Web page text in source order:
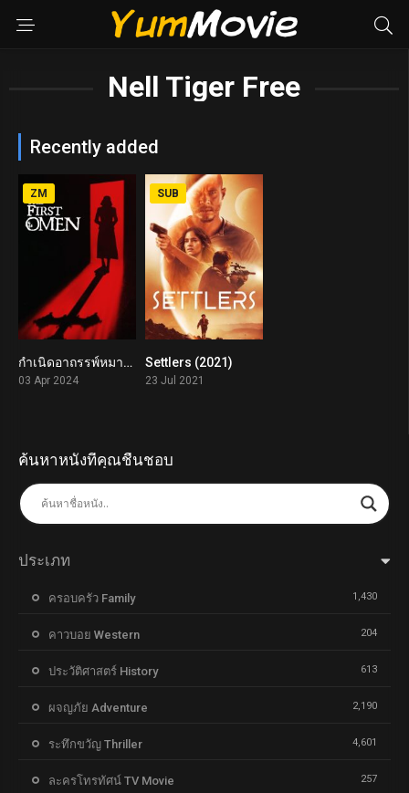
Nell Tiger Free
Recently added
6.8
ZM
กำเนิดอาถรรพ์หมายเลข 6 The First Omen (2024)
03 Apr 2024
SUB
Settlers (2021)
23 Jul 2021
ค้นหาหนังที่คุณชื่นชอบ
ประเภท
ครอบครัว Family 1,430
คาวบอย Western 204
ประวัติศาสตร์ History 613
ผจญภัย Adventure 2,190
ระทึกขวัญ Thriller 4,601
ละครโทรทัศน์ TV Movie 257